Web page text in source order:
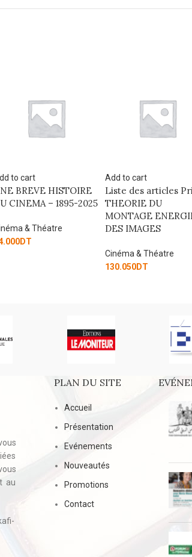
Add to cart
Liste des articles Prix
THEORIE DU
DES IMAGES
Add to cart
Liste des articles
DICTIONNAIRE
THEORIQUE
144.000
DT
au
PLAN DU SITE
Accueil
Présentation
Evénements
Nouveautés
Promotions
Contact